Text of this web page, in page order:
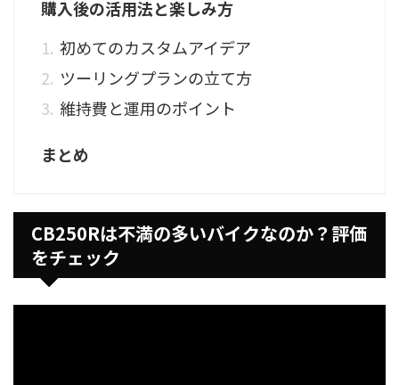
購入後の活用法と楽しみ方
初めてのカスタムアイデア
ツーリングプランの立て方
維持費と運用のポイント
まとめ
CB250Rは不満の多いバイクなのか？評価
をチェック